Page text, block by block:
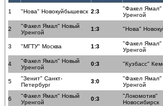
1 "Нова" Новокуйбышевск 2:3
"Факел Ямал"
Уренгой
2
"Факел Ямал" Новый
Уренгой
1:3 "Нова"
3 "МГТУ" Москва 1:3
"Факел Ямал"
Уренгой
4
"Факел Ямал" Новый
Уренгой
0:3 "Кузбасс"
5
"Зенит" Санкт-
Петербург
3:0
"Факел Ямал"
Уренгой
6
"Факел Ямал" Новый
Уренгой
0:3
"Локомотив"
Новосибирск